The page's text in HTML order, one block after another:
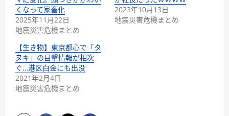
くなって家畜化
2025年11月22日
地震災害危機まとめ
2023年10月13日
地震災害危機まとめ
【生き物】東京都心で「タ
ヌキ」の目撃情報が相次
ぐ…港区白金にも出没
2021年2月4日
地震災害危機まとめ